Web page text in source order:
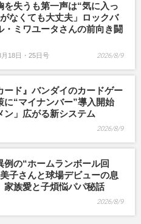
を失うも第一声は“気に入っ
なくても大丈夫」ロックバ
・ミワユータさんの前向き闘
18日・25日号 2026/8/9
ード』バンダイのカードゲー
に“マイナンバー”導入開始
ン」広がる新システム
2026/8/9
例の“ホームランボール回
子さんと球場デビューの息
家族愛と子煩悩パパ秘話
2026/8/9